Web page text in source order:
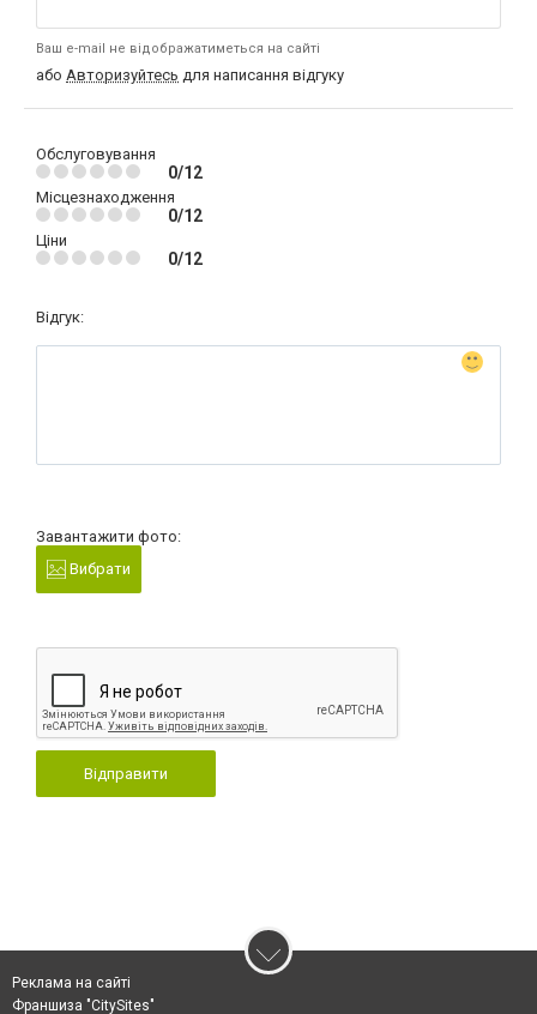
Ваш e-mail не відображатиметься на сайті
або Авторизуйтесь для написання відгуку
Обслуговування
0/12
Місцезнаходження
0/12
Ціни
0/12
Відгук:
Завантажити фото:
Вибрати
Відправити
Реклама на сайті
Франшиза "CitySites"